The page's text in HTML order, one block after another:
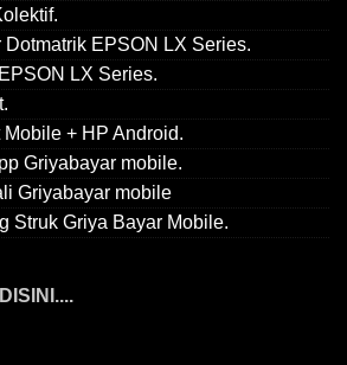
EPSON LX Series.
LX Series.
+ HP Android.
Griyabayar mobile.
Griyabayar mobile
Struk Griya Bayar Mobile.